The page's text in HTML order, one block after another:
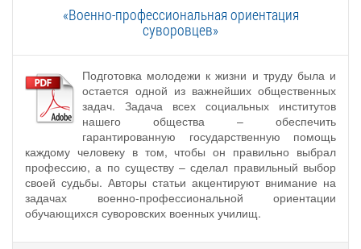
«Военно-профессиональная ориентация
суворовцев»
Подготовка молодежи к жизни и труду была и
остается одной из важнейших общественных
задач. Задача всех социальных институтов
нашего общества – обеспечить
гарантированную государственную помощь
каждому человеку в том, чтобы он правильно выбрал
профессию, а по существу – сделал правильный выбор
своей судьбы. Авторы статьи акцентируют внимание на
задачах военно-профессиональной ориентации
обучающихся суворовских военных училищ.